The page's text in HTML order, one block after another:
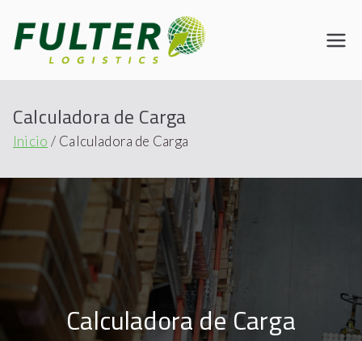
Connecting the World
Calculadora de Carga
Inicio Calculadora de Carga
Calculadora de Carga